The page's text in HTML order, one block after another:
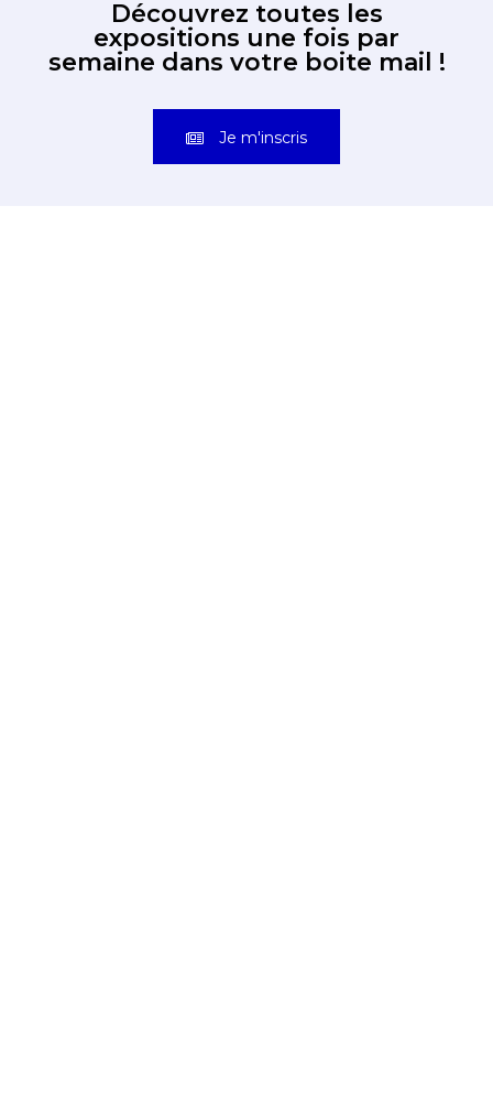
Découvrez toutes les
expositions une fois par
semaine dans votre boite mail !
Je m'inscris